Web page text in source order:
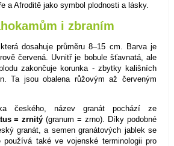
a Afroditě jako symbol plodnosti a lásky.
i zbraním
dosahuje průměru 8–15 cm. Barva je
červená. Uvnitř je bobule šťavnatá, ale
zakončuje korunka - zbytky kališních
Ta jsou obalena růžovým až červeným
českého, název granát pochází ze
= zrnitý (granum = zrno). Díky podobné
granát, a semen granátových jablek se
také ve vojenské terminologii pro